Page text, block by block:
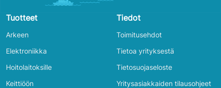
Tuotteet
Arkeen
Elektroniikka
Hoitolaitoksille
Keittiöön
Tiedot
Toimitusehdot
Tietoa yrityksestä
Tietosuojaseloste
Yritysasiakkaiden tilausohjeet